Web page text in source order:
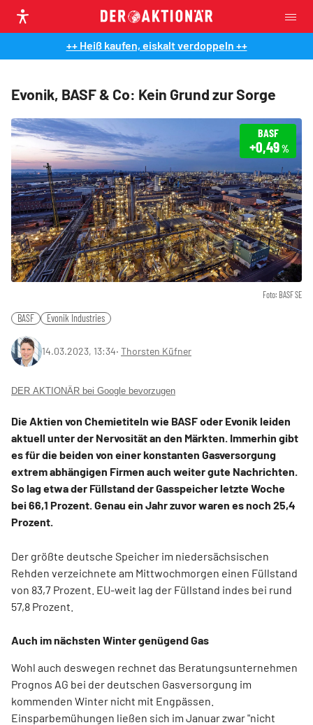
++ Heiß kaufen, eiskalt verdoppeln ++
Evonik, BASF & Co: Kein Grund zur Sorge
Foto: BASF SE
BASF
+0,49%
BASF Evonik Industries
14.03.2023, 13:34‧ Thorsten Küfner
DER AKTIONÄR bei Google bevorzugen
Die Aktien von Chemietiteln wie BASF oder Evonik leiden
aktuell unter der Nervosität an den Märkten. Immerhin gibt
es für die beiden von einer konstanten Gasversorgung
extrem abhängigen Firmen auch weiter gute Nachrichten.
So lag etwa der Füllstand der Gasspeicher letzte Woche
bei 66,1 Prozent. Genau ein Jahr zuvor waren es noch 25,4
Prozent.
Der größte deutsche Speicher im niedersächsischen
Rehden verzeichnete am Mittwochmorgen einen Füllstand
von 83,7 Prozent. EU-weit lag der Füllstand indes bei rund
57,8 Prozent.
Auch im nächsten Winter genügend Gas
Wohl auch deswegen rechnet das Beratungsunternehmen
Prognos AG bei der deutschen Gasversorgung im
kommenden Winter nicht mit Engpässen.
Einsparbemühungen ließen sich im Januar zwar "nicht